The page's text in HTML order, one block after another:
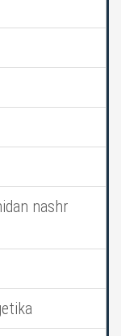
nashr